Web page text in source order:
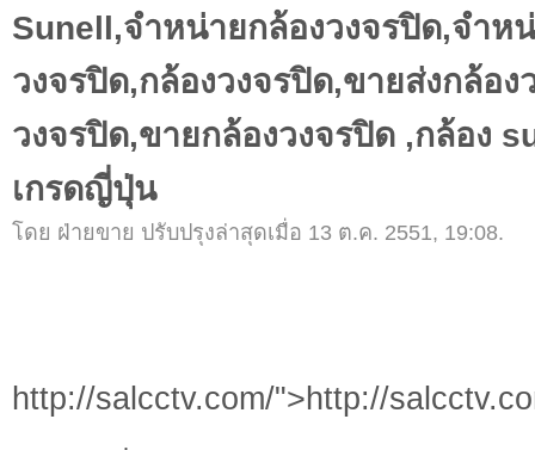
Sunell,จำหน่ายกล้องวงจรปิด,จำห
วงจรปิด,กล้องวงจรปิด,ขายส่งกล้อง
วงจรปิด,ขายกล้องวงจรปิด ,กล้อง
เกรดญี่ปุ่น
โดย ฝ่ายขาย ปรับปรุงล่าสุดเมื่อ 13 ต.ค. 2551, 19:08.
http://salcctv.com/">http://